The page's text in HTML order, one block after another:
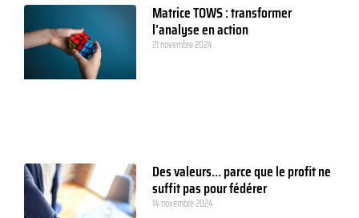
Matrice TOWS : transformer
l’analyse en action
21 novembre 2024
Des valeurs… parce que le profit ne
suffit pas pour fédérer
14 novembre 2024